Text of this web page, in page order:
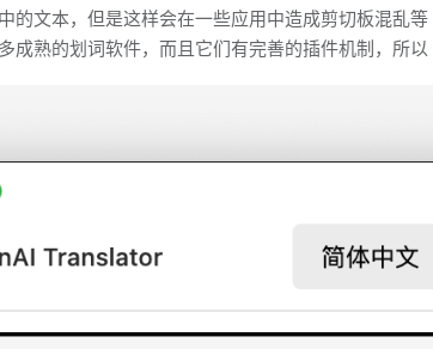
的文本，但是这样会在一些应用中造成剪切板混乱
成熟的划词软件，而且它们有完善的插件机制，所